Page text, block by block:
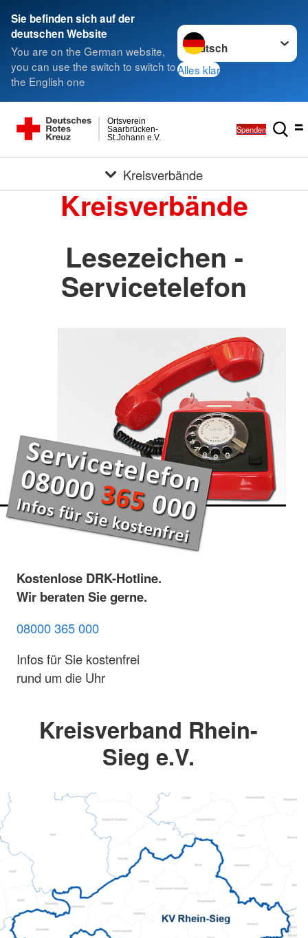
Sie befinden sich auf der
deutschen Website
You are on the German website,
you can use the switch to switch to
the English one
Sprache wechseln zu
Alles klar
St.Johann e.V.
Saarbrücken-
Ortsverein
Spenden
Kreisverbände
Kreisverbände
Lesezeichen -
Servicetelefon
Kostenlose DRK-Hotline.
Wir beraten Sie gerne.
08000 365 000
Infos für Sie kostenfrei
rund um die Uhr
Kreisverband Rhein-
Sieg e.V.